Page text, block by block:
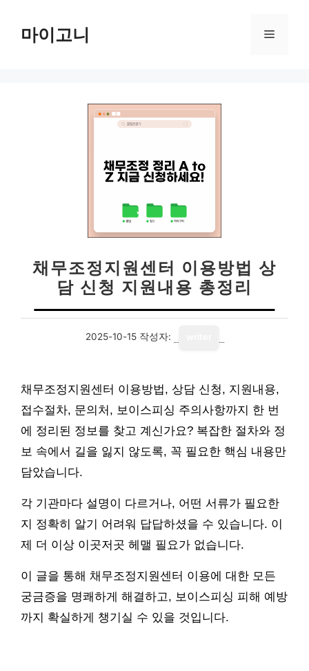
마이고니 메
채무조정지원센터 이용방법 상
담 신청 지원내용 총정리
2025-10-15 작성자:
채무조정지원센터 이용방법, 상담 신청, 지원내용,
접수절차, 문의처, 보이스피싱 주의사항까지 한 번
에 정리된 정보를 찾고 계신가요? 복잡한 절차와 정
보 속에서 길을 잃지 않도록, 꼭 필요한 핵심 내용만
담았습니다.
각 기관마다 설명이 다르거나, 어떤 서류가 필요한
지 정확히 알기 어려워 답답하셨을 수 있습니다. 이
제 더 이상 이곳저곳 헤맬 필요가 없습니다.
이 글을 통해 채무조정지원센터 이용에 대한 모든
궁금증을 명쾌하게 해결하고, 보이스피싱 피해 예방
까지 확실하게 챙기실 수 있을 것입니다.